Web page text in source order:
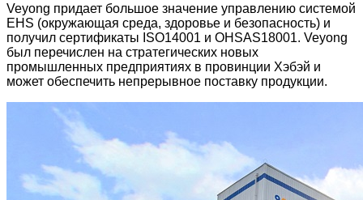
Veyong придает большое значение управлению системой
EHS (окружающая среда, здоровье и безопасность) и
получил сертификаты ISO14001 и OHSAS18001. Veyong
был перечислен на стратегических новых
промышленных предприятиях в провинции Хэбэй и
может обеспечить непрерывное поставку продукции.